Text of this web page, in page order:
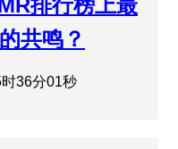
排行榜上最
共鸣？
36分01秒